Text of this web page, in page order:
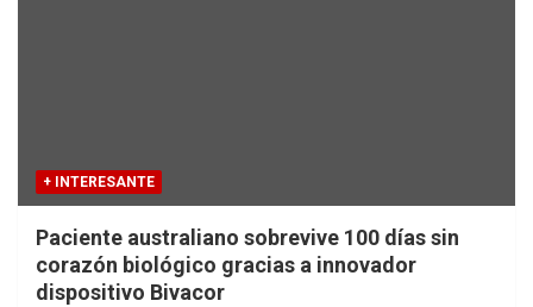
+ INTERESANTE
Paciente australiano sobrevive 100 días sin
corazón biológico gracias a innovador
dispositivo Bivacor